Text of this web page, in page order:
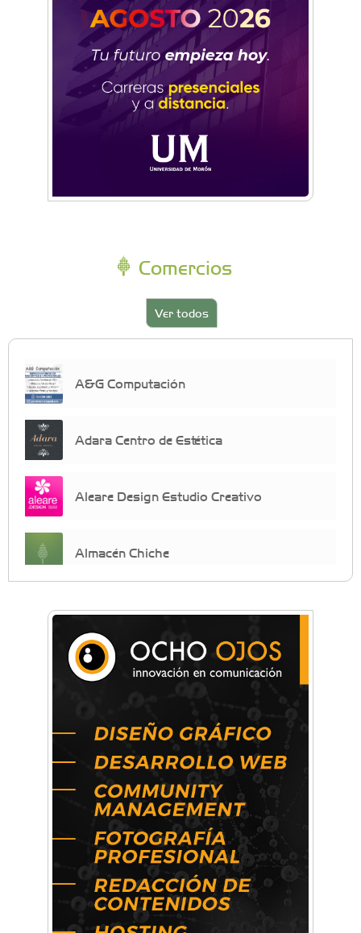
Comercios
Ver todos
A&G Computación
Adara Centro de Estética
Aleare Design Estudio Creativo
Almacén Chiche
crecimiento personal
Arq. Horacio Alejandro Sánchez
Artística ApasionArte
Artística Veral
BAIC Ramos Mejía